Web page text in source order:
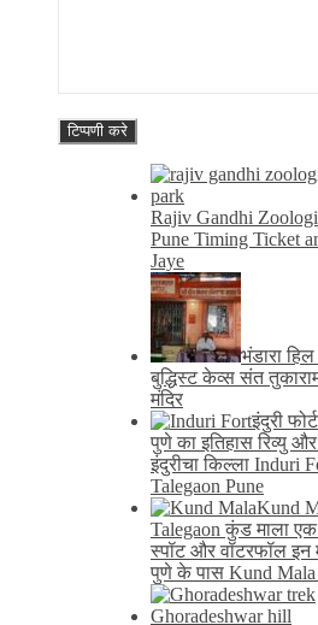
Rajiv Gandhi
Pune Timing Ticket
Jaye
भंडारा
बुद्धिस्ट केव्स संत
मंदिर
इंदुरी
पुणे का इतिहास रिव्यु
इंदुरीचा किल्ला Induri
Talegaon Pune
Kund
Talegaon कुंड माला एक
स्पॉट और वॉटरफॉल इन
पुणे के पास Kund Mala